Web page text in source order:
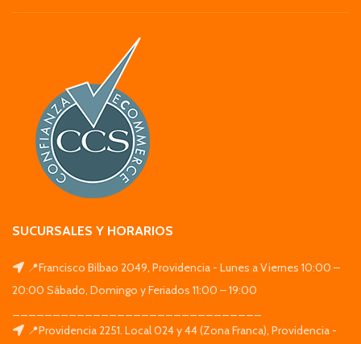
SUCURSALES Y HORARIOS
📍Francisco Bilbao 2049, Providencia - Lunes a Viernes 10:00 –
20:00 Sábado, Domingo y Feriados 11:00 – 19:00
📍Providencia 2251. Local 024 y 44 (Zona Franca), Providencia -